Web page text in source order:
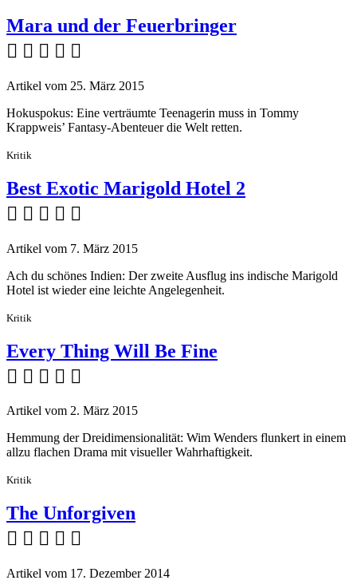
Mara und der Feuerbringer
    
Artikel vom 25. März 2015
Hokuspokus: Eine verträumte Teenagerin muss in Tommy
Krappweis’ Fantasy-Abenteuer die Welt retten.
Kritik
Best Exotic Marigold Hotel 2
    
Artikel vom 7. März 2015
Ach du schönes Indien: Der zweite Ausflug ins indische Marigold
Hotel ist wieder eine leichte Angelegenheit.
Kritik
Every Thing Will Be Fine
    
Artikel vom 2. März 2015
Hemmung der Dreidimensionalität: Wim Wenders flunkert in einem
allzu flachen Drama mit visueller Wahrhaftigkeit.
Kritik
The Unforgiven
    
Artikel vom 17. Dezember 2014